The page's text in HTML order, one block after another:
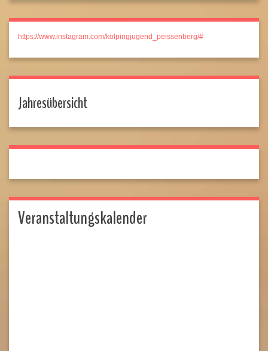
https://www.instagram.com/kolpingjugend_peissenberg/#
Jahresübersicht
Veranstaltungskalender